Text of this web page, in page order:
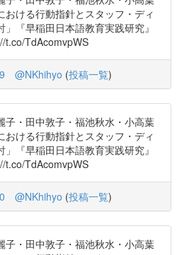
ける行動指針とスタッフ・ディ
『早稲田日本語教育実践研究』
t.co/TdAcomvpWS
@NKhihyo (投稿一覧)
子・田中敦子・福池秋水・小高葉
ける行動指針とスタッフ・ディ
『早稲田日本語教育実践研究』
t.co/TdAcomvpWS
@NKhihyo (投稿一覧)
子・田中敦子・福池秋水・小高葉